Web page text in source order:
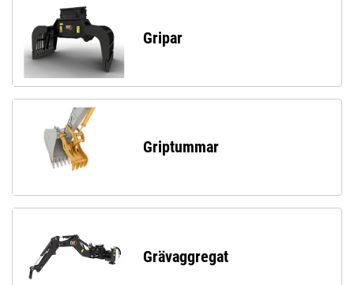
Gripar
Griptummar
Grävaggregat